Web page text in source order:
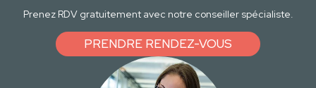
Prenez RDV gratuitement avec notre conseiller spécialiste.
PRENDRE RENDEZ-VOUS